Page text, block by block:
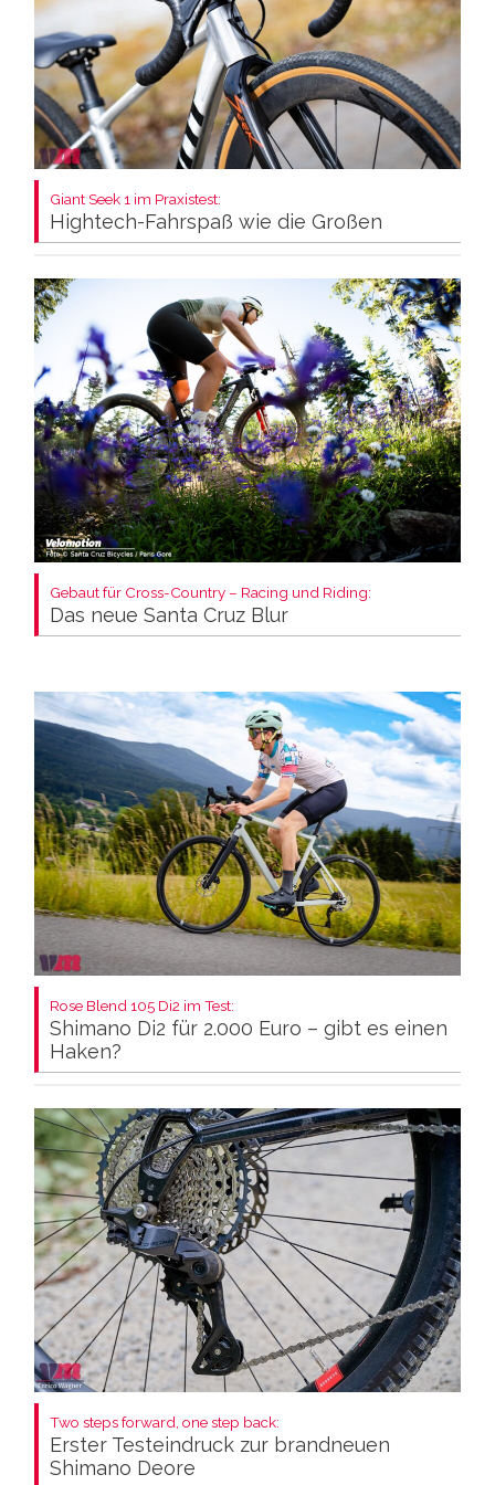
Giant Seek 1 im Praxistest:
Hightech-Fahrspaß wie die Großen
Gebaut für Cross-Country – Racing und Riding:
Das neue Santa Cruz Blur
Rose Blend 105 Di2 im Test:
Shimano Di2 für 2.000 Euro – gibt es einen
Haken?
Two steps forward, one step back:
Erster Testeindruck zur brandneuen
Shimano Deore